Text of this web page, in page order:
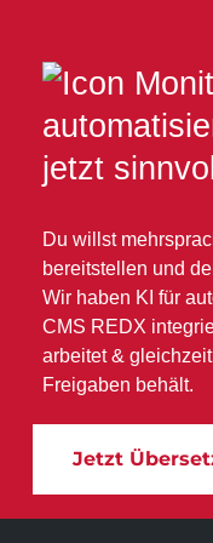
jetzt
Du willst
bereitstellen und
Wir haben KI für
CMS REDX
arbeitet &
Freigaben behält.
Jetzt